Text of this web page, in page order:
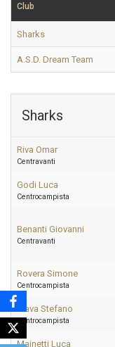
Club
Sharks
A.S.D. Dream Team
Sharks
Riva Omar
Centravanti
Godi Luca
Centrocampista
Benanti Giovanni
Centravanti
Rovera Simone
Centrocampista
Biava Stefano
Centrocampista
Mainetti Luca